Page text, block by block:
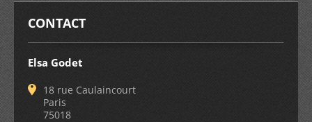
CONTACT
Elsa Godet
18 rue Caulaincourt
Paris
75018